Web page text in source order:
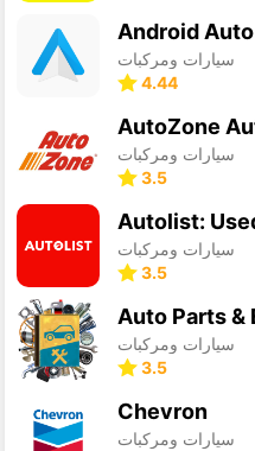
Android Auto
سيارات ومركبات
4.44
سيارات ومركبات
3.5
سيارات ومركبات
3.5
سيارات ومركبات
3.5
Chevron
سيارات ومركبات